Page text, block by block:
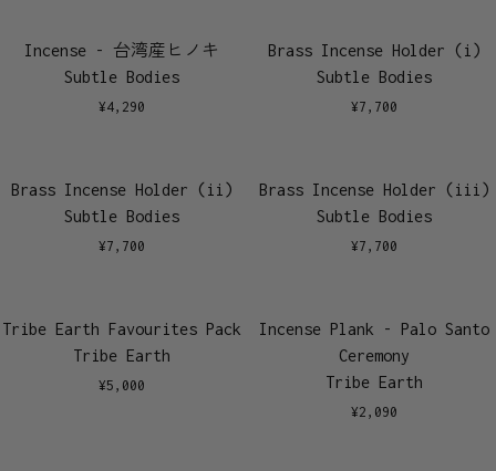
Incense - 台湾産ヒノキ
Subtle Bodies
¥4,290
Brass Incense Holder (i)
Subtle Bodies
¥7,700
Brass Incense Holder (ii)
Subtle Bodies
¥7,700
Brass Incense Holder (iii)
Subtle Bodies
¥7,700
Tribe Earth Favourites Pack
Tribe Earth
¥5,000
Incense Plank - Palo Santo
Ceremony
Tribe Earth
¥2,090